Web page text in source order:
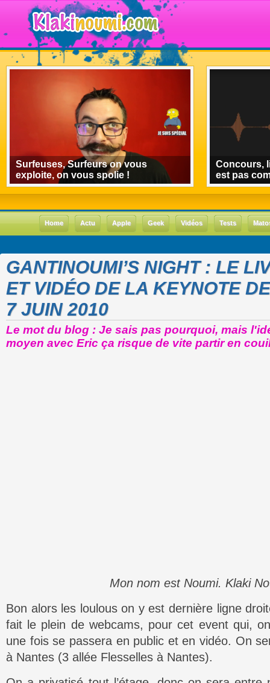
Surfeuses, Surfeurs on vous
exploite, on vous spolie !
Concours,
est pas
Home Actu Apple Geek Vidéos Tests
GANTINOUMI’S NIGHT : LE
ET VIDÉO DE LA KEYNOTE
7 JUIN 2010
Le mot du blog : Je sais pas pourquoi, mais
moyen avec Eric ça risque de vite partir en
Mon nom est Noumi. Klaki
Bon alors les loulous on y est dernière ligne
fait le plein de webcams, pour cet event qui,
une fois se passera en public et en vidéo. On
à Nantes (3 allée Flesselles à Nantes).